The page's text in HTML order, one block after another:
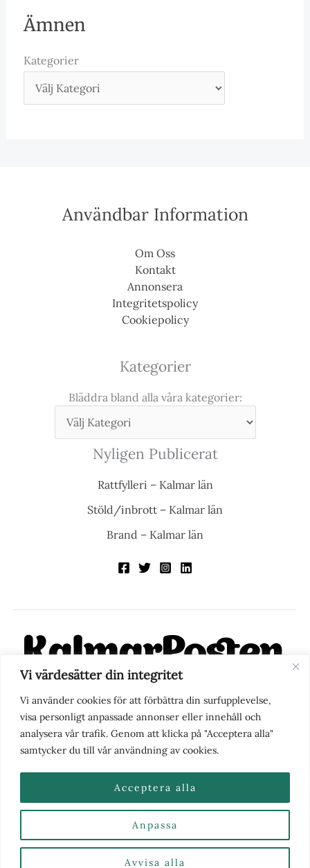
Vi värdesätter din integritet
Vi använder cookies för att förbättra din surfupplevelse,
visa personligt anpassade annonser eller innehåll och
analysera vår trafik. Genom att klicka på "Acceptera alla"
samtycker du till vår användning av cookies.
Anpassa
Avvisa alla
Acceptera alla
Ämnen
Kategorier
Användbar Information
Om Oss
Kontakt
Annonsera
Integritetspolicy
Cookiepolicy
Kategorier
Bläddra bland alla våra kategorier:
Nyligen Publicerat
Rattfylleri – Kalmar län
Stöld/inbrott – Kalmar län
Brand – Kalmar län
KalmarPosten är en modern lokalnyhetstidning på nätet. Med
fokus på Kalmarregionen, men också med blick för det större
perspektivet, vill vi vara din självklara kanal för nyheter,
berättelser och engagemang. KalmarPosten grundades 1988 och
fick nya ägare 2025.
Nyhetstips eller frågor?Kontakta oss
2026 | Kalmarposten.se |Se alla Kategorier & Ämnen
här